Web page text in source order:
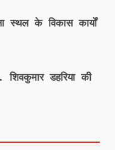
स्थल के विकास कार्यों
शिवकुमार डहरिया की